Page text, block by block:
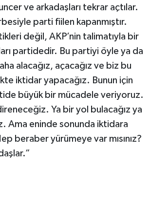
ve arkadaşları tekrar açtılar.
parti fiilen kapanmıştır.
değil, AKP’nin talimatıyla bir
partidedir. Bu partiyi öyle ya da
alacağız, açacağız ve biz bu
iktidar yapacağız. Bunun için
büyük bir mücadele veriyoruz.
Ya bir yol bulacağız ya
Ama eninde sonunda iktidara
beraber yürümeye var mısınız?